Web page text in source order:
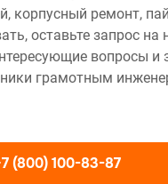
корпусный ремонт,
оставьте запрос
вопросы
грамотным
(800) 100-83-87